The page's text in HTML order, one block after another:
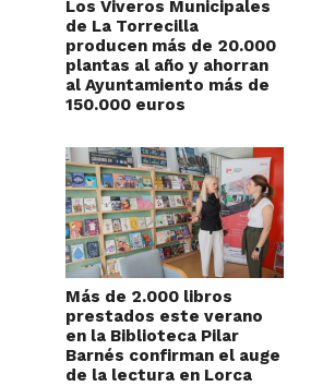
Los Viveros Municipales
de La Torrecilla
producen más de 20.000
plantas al año y ahorran
al Ayuntamiento más de
150.000 euros
Más de 2.000 libros
prestados este verano
en la Biblioteca Pilar
Barnés confirman el auge
de la lectura en Lorca